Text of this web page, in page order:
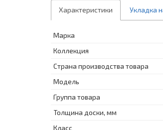
Характеристики Укладка
Марка
Коллекция
Страна производства товара
Модель
Группа товара
Толщина доски, мм
Класс